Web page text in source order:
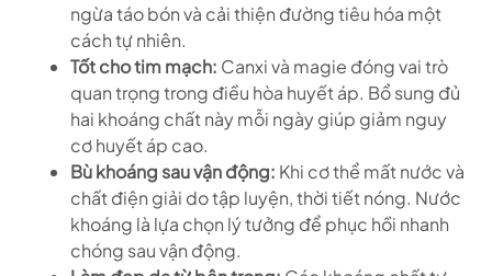
ngừa táo bón và cải thiện đường tiêu hóa một
cách tự nhiên.
Tốt cho tim mạch: Canxi và magie đóng vai trò
quan trọng trong điều hòa huyết áp. Bổ sung đủ
hai khoáng chất này mỗi ngày giúp giảm nguy
cơ huyết áp cao.
Bù khoáng sau vận động: Khi cơ thể mất nước và
chất điện giải do tập luyện, thời tiết nóng. Nước
khoáng là lựa chọn lý tưởng để phục hồi nhanh
chóng sau vận động.